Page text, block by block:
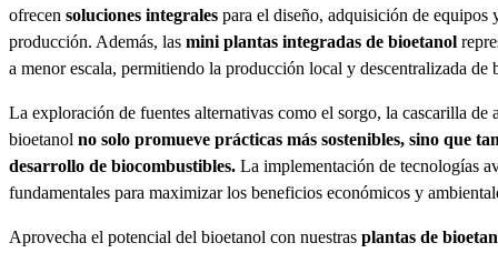
ofrecen soluciones integrales para el diseño, adquisición de equipos
producción. Además, las mini plantas integradas de bioetanol
a menor escala, permitiendo la producción local y descentralizada de
La exploración de fuentes alternativas como el sorgo, la cascarilla
bioetanol no solo promueve prácticas más sostenibles, sino que
desarrollo de biocombustibles. La implementación de tecnologías
fundamentales para maximizar los beneficios económicos y
Aprovecha el potencial del bioetanol con nuestras plantas de